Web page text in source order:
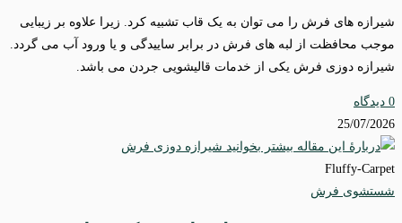
شیرازه های فرش را می توان به یک قاب تشبیه کرد. زیرا علاوه بر زیبایی
موجب محافظت از لبه های فرش در برابر ساییدگی و یا ورود آب می گردد.
شیرازه دوزی فرش یکی از خدمات قالیشویی جردن می باشد.
0 دیدگاه
25/07/2026
Fluffy-Carpet
شستشوی فرش